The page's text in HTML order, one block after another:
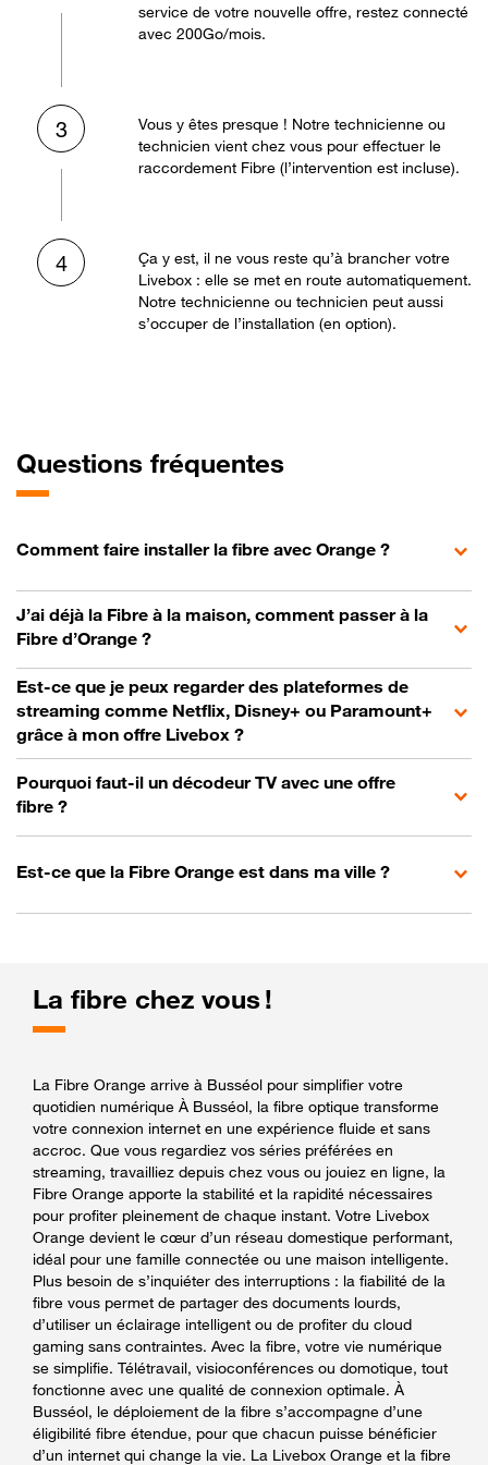
service de votre nouvelle offre, restez connecté
avec 200Go/mois.
3
Vous y êtes presque ! Notre technicienne ou
technicien vient chez vous pour effectuer le
raccordement Fibre (l’intervention est incluse).
4
Ça y est, il ne vous reste qu’à brancher votre
Livebox : elle se met en route automatiquement.
Notre technicienne ou technicien peut aussi
s’occuper de l’installation (en option).
Questions fréquentes
Comment faire installer la fibre avec Orange ?
J’ai déjà la Fibre à la maison, comment passer à la
Fibre d’Orange ?
Est-ce que je peux regarder des plateformes de
streaming comme Netflix, Disney+ ou Paramount+
grâce à mon offre Livebox ?
Pourquoi faut-il un décodeur TV avec une offre
fibre ?
Est-ce que la Fibre Orange est dans ma ville ?
La fibre chez vous !
La Fibre Orange arrive à Busséol pour simplifier votre
quotidien numérique À Busséol, la fibre optique transforme
votre connexion internet en une expérience fluide et sans
accroc. Que vous regardiez vos séries préférées en
streaming, travailliez depuis chez vous ou jouiez en ligne, la
Fibre Orange apporte la stabilité et la rapidité nécessaires
pour profiter pleinement de chaque instant. Votre Livebox
Orange devient le cœur d’un réseau domestique performant,
idéal pour une famille connectée ou une maison intelligente.
Plus besoin de s’inquiéter des interruptions : la fiabilité de la
fibre vous permet de partager des documents lourds,
d’utiliser un éclairage intelligent ou de profiter du cloud
gaming sans contraintes. Avec la fibre, votre vie numérique
se simplifie. Télétravail, visioconférences ou domotique, tout
fonctionne avec une qualité de connexion optimale. À
Busséol, le déploiement de la fibre s’accompagne d’une
éligibilité fibre étendue, pour que chacun puisse bénéficier
d’un internet qui change la vie. La Livebox Orange et la fibre